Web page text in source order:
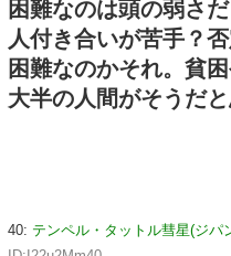
困難なのは頭の弱さ
人付き合いが苦手？
困難なのかそれ。貧
大半の人間がそうだ
40: テンペル・タットル彗星(ジパ